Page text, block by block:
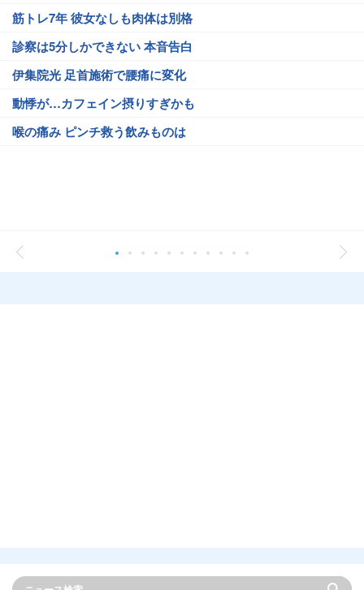
筋トレ7年 彼女なしも肉体は別格
診察は5分しかできない 本音告白
伊集院光 足首施術で腰痛に変化
動悸が…カフェイン摂りすぎかも
喉の痛み ピンチ救う飲みものは